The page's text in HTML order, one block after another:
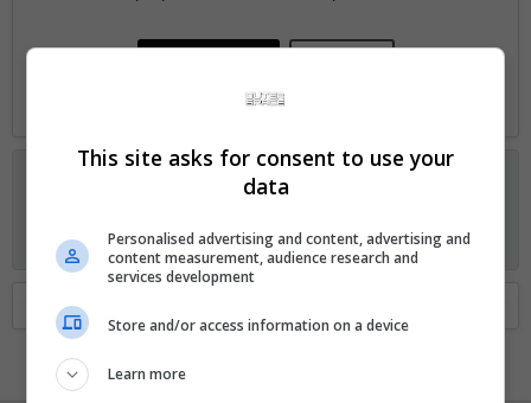
Anunciando os planos GOLD no Fórum Outer Space
Visitante, agora você pode ajudar o Fórum Outer Space e
anúncios
edois temas exclusivos. Veja os detalhesaqui.
Home
This site asks for consent to use your
data
Personalised advertising and content, advertising and
content measurement, audience research and
services development
Store and/or access information on a device
Learn more